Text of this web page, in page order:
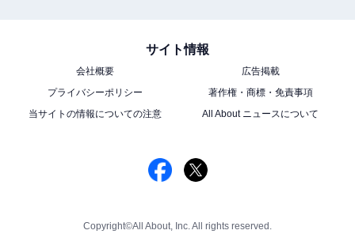
サイト情報
会社概要
広告掲載
プライバシーポリシー
著作権・商標・免責事項
当サイトの情報についての注意
All About ニュースについて
Copyright©All About, Inc. All rights reserved.